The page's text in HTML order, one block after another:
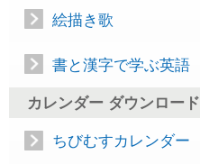
絵描き歌
書と漢字で学ぶ英語
カレンダー ダウンロード
ちびむすカレンダー